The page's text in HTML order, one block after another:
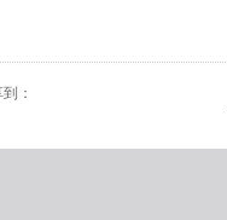
：